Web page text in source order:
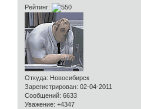
Рейтинг:
Откуда: Новосибирск
Зарегистрирован: 02-04-2011
Сообщений: 6633
Уважение: +4347